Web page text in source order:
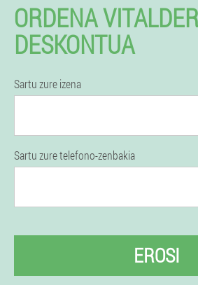
ORDENA
DESKONTUA
Sartu zure izena
Sartu zure telefono-zenbakia
EROSI